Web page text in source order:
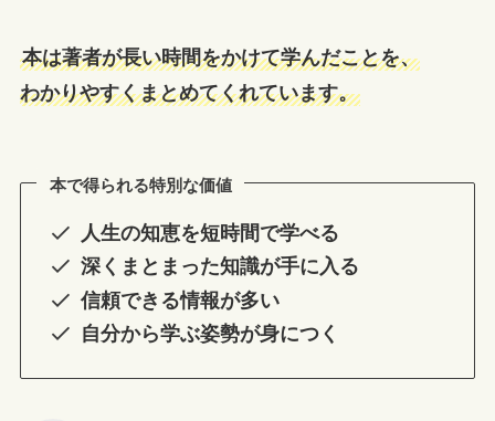
本は著者が長い時間をかけて学んだことを、
わかりやすくまとめてくれています。
本で得られる特別な価値
人生の知恵を短時間で学べる
深くまとまった知識が手に入る
信頼できる情報が多い
自分から学ぶ姿勢が身につく